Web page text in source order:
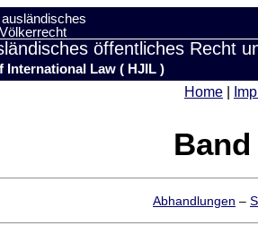
öffentliches Recht
International Law ( HJIL )
Home
Band
Abhandlungen –